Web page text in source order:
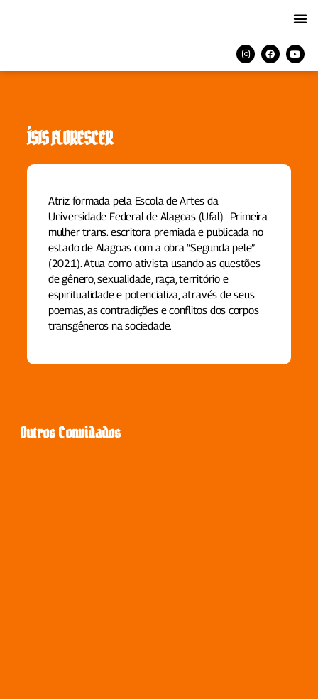
ÍSIS FLORESCER
Atriz formada pela Escola de Artes da
Universidade Federal de Alagoas (Ufal). Primeira
mulher trans. escritora premiada e publicada no
estado de Alagoas com a obra “Segunda pele”
(2021). Atua como ativista usando as questões
de gênero, sexualidade, raça, território e
espiritualidade e potencializa, através de seus
poemas, as contradições e conflitos dos corpos
transgêneros na sociedade.
Outros Convidados